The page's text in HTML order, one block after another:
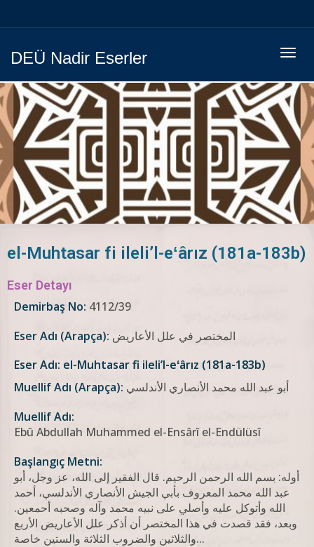
DEÜ Nadir Eserler
el-Muhtasar fi ileli’l-eʻârız (181a-183b)
Eser Detayı
Demirbaş No: 4112/39
Eser Adı (Arapça): المختصر في علل الأعاريض
Eser Adı: el-Muhtasar fi ileli’l-eʻârız (181a-183b)
Muellif Adı (Arapça): أبو عبد الله محمد الأنصاري الأندلسي
Muellif Adı:
Ebû Abdullah Muhammed el-Ensârî el-Endülüsî
Başlangıç Metni:
أوله: بسم الله الرحمن الرحيم. قال الفقير إلى الله، عز وجل، أبو
عبد الله محمد المعروف بأبي الجيش الأنصاري الأندلسي، أحمد
الله وأتوكل عليه وأصلي على نبيه محمد وآله وصحبه أحمعين.
وبعد، فقد قصدت في هذا المختصر أن أذكر علل الأعاريض الأربع
والثلاثين والضروب الثلاثة والستين خاصة...